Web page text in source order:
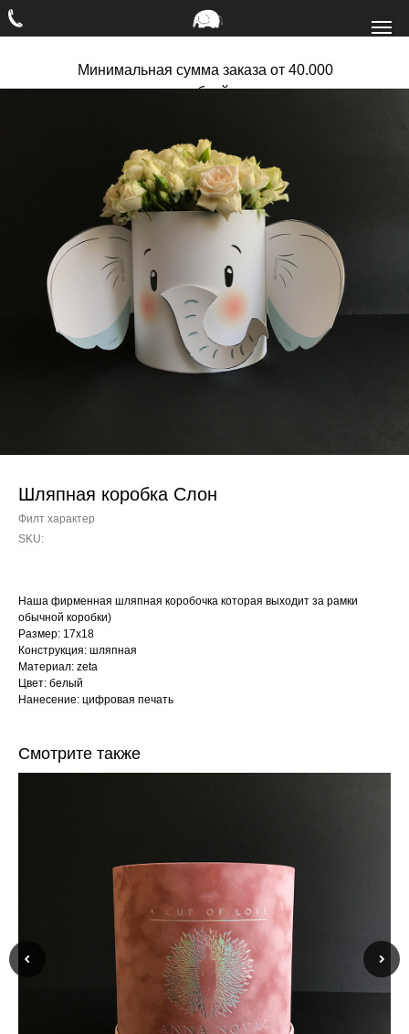
Минимальная сумма заказа от 40.000
рублей
Шляпная коробка Слон
Филт характер
SKU:
Наша фирменная шляпная коробочка которая выходит за рамки
обычной коробки)
Размер: 17х18
Конструкция: шляпная
Материал: zeta
Цвет: белый
Нанесение: цифровая печать
Смотрите также